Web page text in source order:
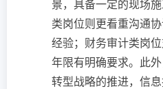
景，具备一定的现场
类岗位则更看重沟通
经验；财务审计类岗
年限有明确要求。此
转型战略的推进，信